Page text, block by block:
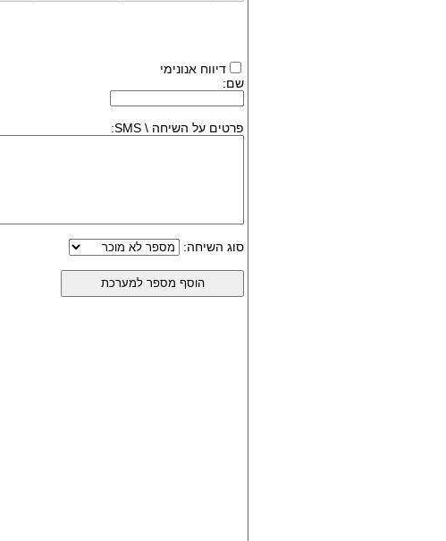
דיווח אנונימי
שם:
פרטים על השיחה \ SMS:
סוג השיחה: